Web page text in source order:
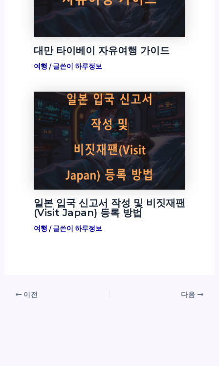
대만 타이베이 자유여행 가이드
여행 / 글쓴이 하루정보
일본 입국 신고서 작성 및 비짓재팬
(Visit Japan) 등록 방법
여행 / 글쓴이 하루정보
이전 다음